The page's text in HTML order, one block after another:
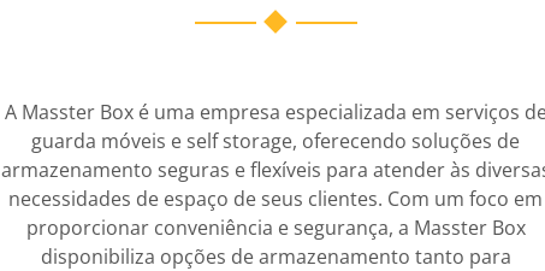
A Masster Box é uma empresa especializada em serviços
guarda móveis e self storage, oferecendo soluções de
armazenamento seguras e flexíveis para atender às
necessidades de espaço de seus clientes. Com um foco em
proporcionar conveniência e segurança, a Masster Box
disponibiliza opções de armazenamento tanto para